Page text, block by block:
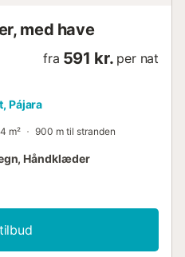
med have
fra 591 kr. per nat
Pájara
m² 900 m til stranden
Håndklæder